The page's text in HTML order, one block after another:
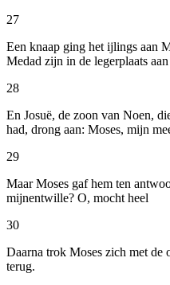
27
Een knaap ging het ijlings aan
Medad zijn in de legerplaats
28
En Josuë, de zoon van Noen,
had, drong aan: Moses, mijn
29
Maar Moses gaf hem ten
mijnentwille? O, mocht heel
30
Daarna trok Moses zich met de
terug.